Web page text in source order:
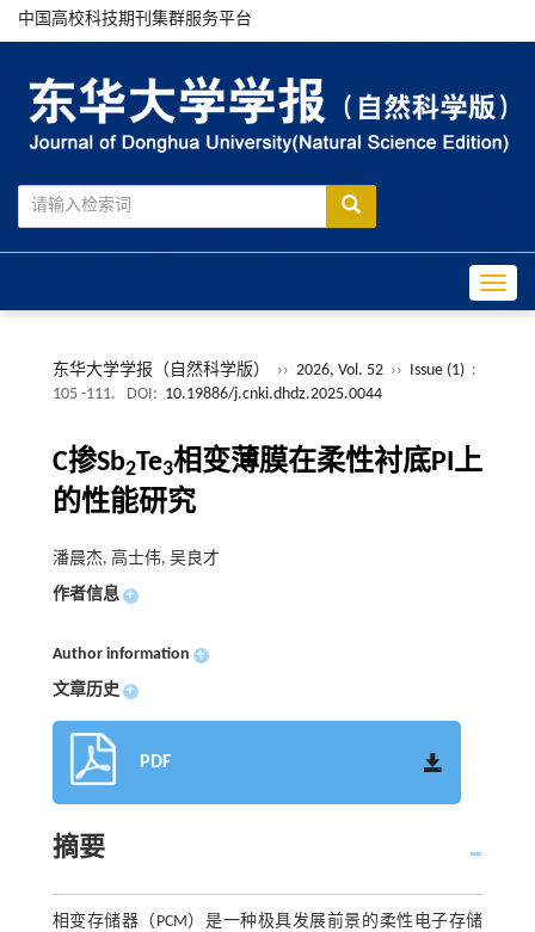
中国高校科技期刊集群服务平台
东华大学学报（自然科学版） ›› 2026, Vol. 52 ›› Issue (1) :
105 -111.
DOI: 10.19886/j.cnki.dhdz.2025.0044
C掺Sb2Te3相变薄膜在柔性衬底PI上
的性能研究
潘晨杰, 高士伟, 吴良才
作者信息 +
Author information +
文章历史 +
PDF
摘要
相变存储器（PCM）是一种极具发展前景的柔性电子存储